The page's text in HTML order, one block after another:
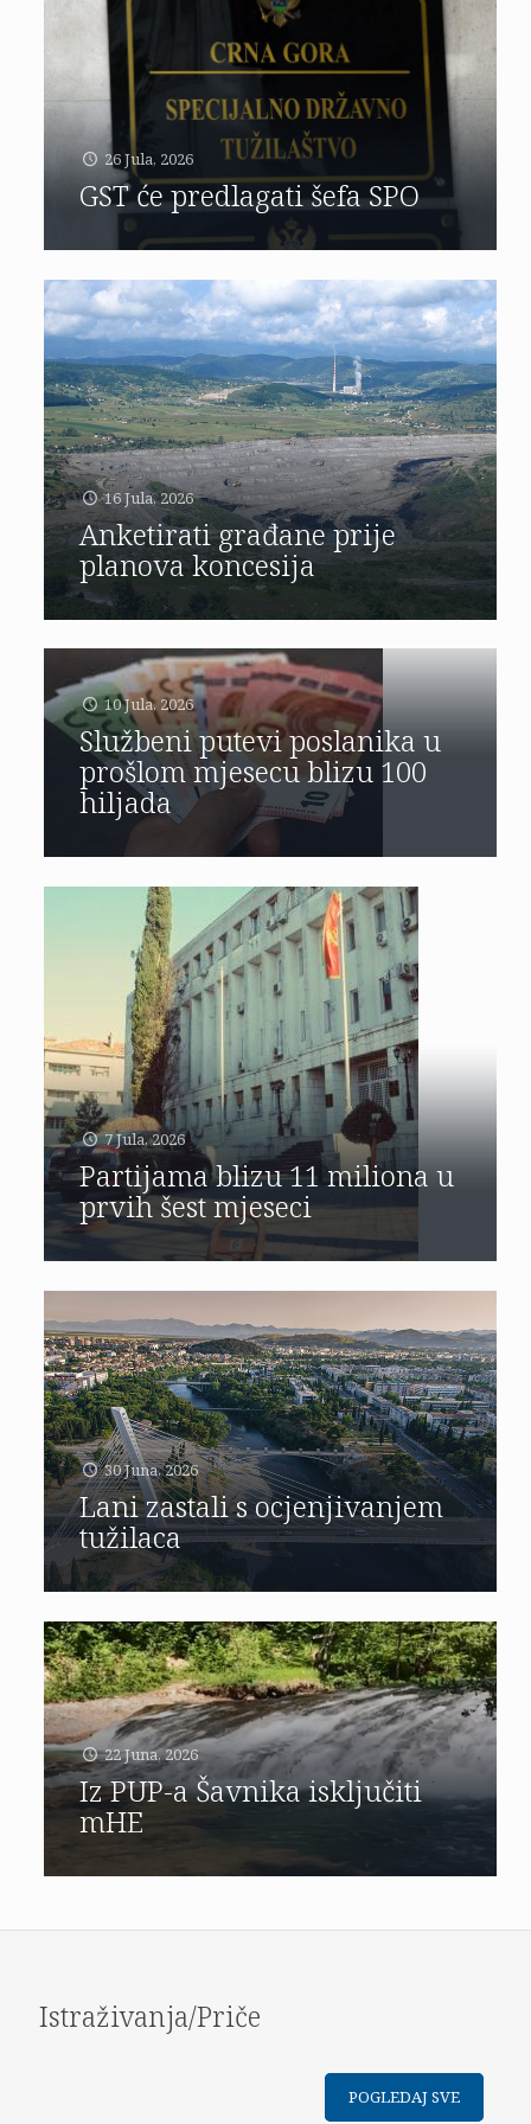
26 Jula, 2026
GST će predlagati šefa SPO
16 Jula, 2026
Anketirati građane prije
planova koncesija
10 Jula, 2026
Službeni putevi poslanika u
prošlom mjesecu blizu 100
hiljada
7 Jula, 2026
Partijama blizu 11 miliona u
prvih šest mjeseci
30 Juna, 2026
Lani zastali s ocjenjivanjem
tužilaca
22 Juna, 2026
Iz PUP-a Šavnika isključiti
mHE
Istraživanja/Priče
POGLEDAJ SVE